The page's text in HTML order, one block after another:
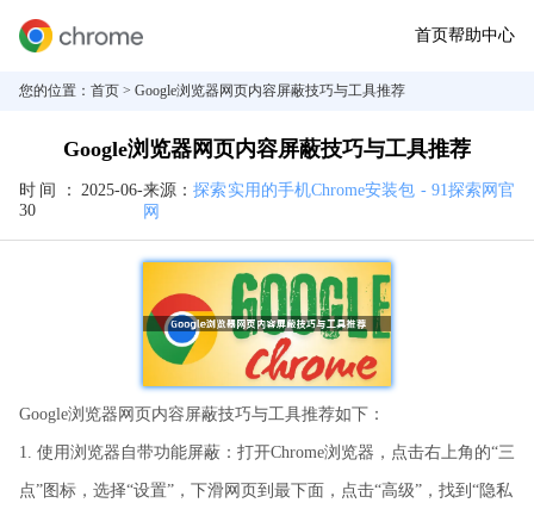
首页帮助中心
您的位置： 首页 > Google浏览器网页内容屏蔽技巧与工具推荐
Google浏览器网页内容屏蔽技巧与工具推荐
时间： 2025-06-
30
来源：探索实用的手机Chrome安装包 - 91探索网官
网
Google浏览器网页内容屏蔽技巧与工具推荐如下：
1. 使用浏览器自带功能屏蔽：打开Chrome浏览器，点击右上角的“三
点”图标，选择“设置”，下滑网页到最下面，点击“高级”，找到“隐私